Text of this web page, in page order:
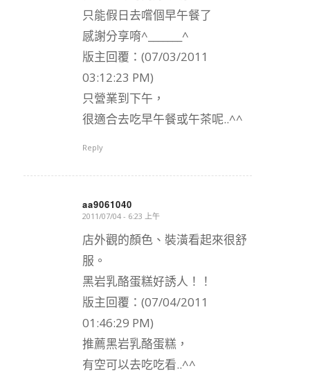
只能假日去嚐個早午餐了
感謝分享唷^_______^
版主回覆：(07/03/2011
03:12:23 PM)
只營業到下午，
很適合去吃早午餐或午茶呢..^^
Reply
aa9061040
says:
2011/07/04 - 6:23 上午
店外觀的顏色、裝潢看起來很舒
服。
黑岩乳酪蛋糕好誘人！！
版主回覆：(07/04/2011
01:46:29 PM)
推薦黑岩乳酪蛋糕，
有空可以去吃吃看..^^